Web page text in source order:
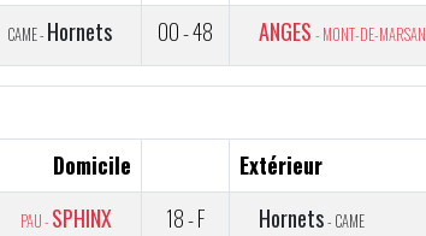
CAME - Hornets 00 - 48 ANGES - MONT-DE-MARSAN
Domicile
Extérieur
PAU - SPHINX 18 - F Hornets- CAME